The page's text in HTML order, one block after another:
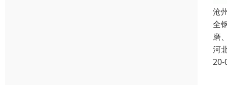
沧
全
磨
河
20-